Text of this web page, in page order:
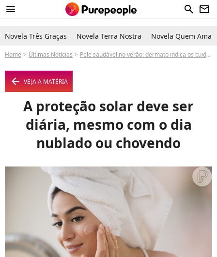
menu search newsletter
Novela Três Graças Novela Terra Nostra Novela Quem Ama
Home Últimas Notícias Pele saudável no verão: dermato indica os cuidados na temporada
arrow_left VEJA A MATÉRIA
A proteção solar deve ser
diária, mesmo com o dia
nublado ou chovendo